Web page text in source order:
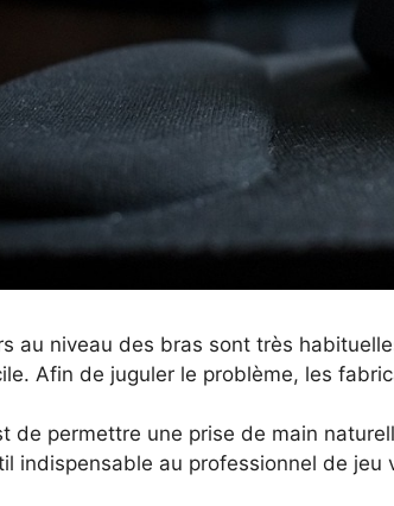
au niveau des bras sont très
Afin de juguler le problème, les
de permettre une prise de main
indispensable au professionnel de